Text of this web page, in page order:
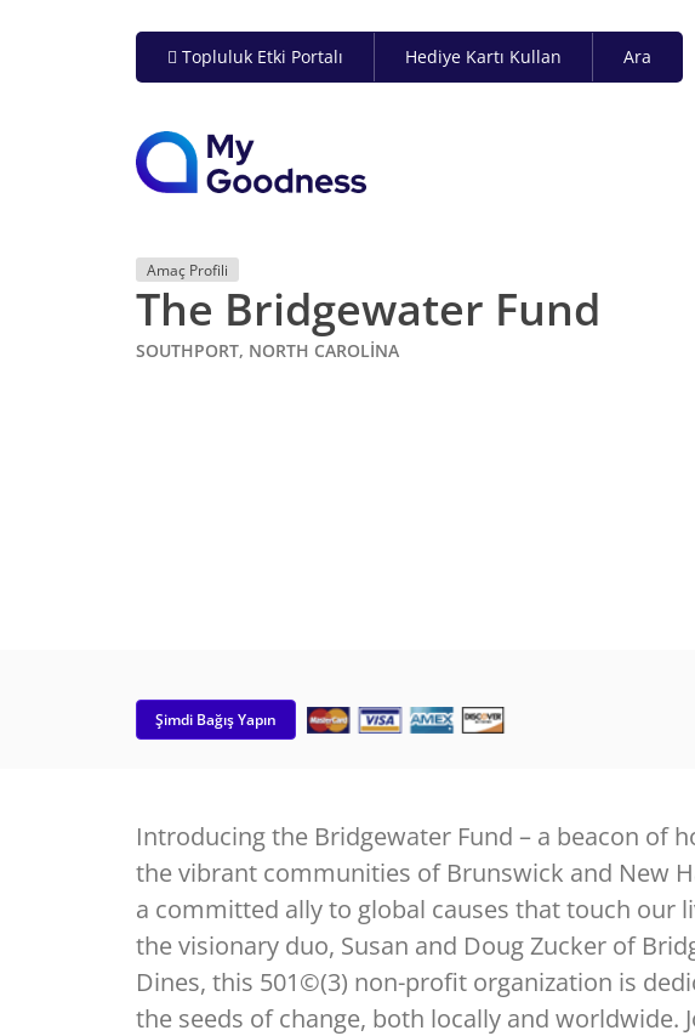
Topluluk Etki Portalı Hediye Kartı Kullan Ara
Amaç Profili
The Bridgewater Fund
SOUTHPORT, NORTH CAROLINA
Şimdi Bağış Yapın
Introducing the Bridgewater Fund – a beacon of
the vibrant communities of Brunswick and New
a committed ally to global causes that touch our
the visionary duo, Susan and Doug Zucker of
Dines, this 501©(3) non-profit organization is
the seeds of change, both locally and worldwide.